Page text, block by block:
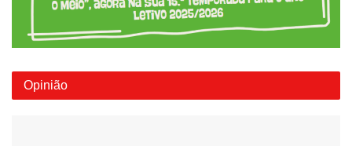
Opinião